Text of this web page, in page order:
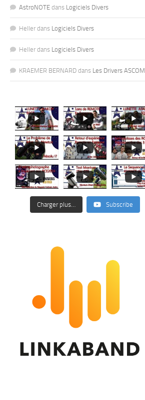
AstroNOTE dans Logiciels Divers
Heller dans Logiciels Divers
Heller dans Logiciels Divers
KRAEMER BERNARD dans Les Drivers ASCOM
Charger plus… Subscribe